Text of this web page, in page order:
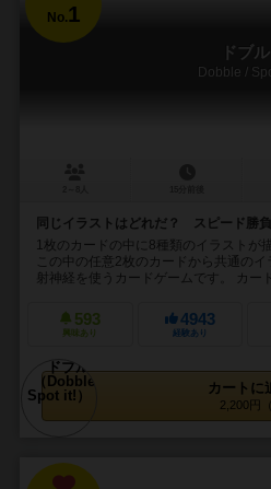
No.1
ドブル
Dobble /
同じイラストはどれだ？ スピード勝
1枚のカードの中に8種類のイラストが
この中の任意2枚のカードから共通の
射神経を使うカードゲームです。 カー
593
興味あり
4943
経験あり
カートに
2,200円